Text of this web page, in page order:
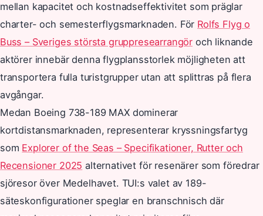
mellan kapacitet och kostnadseffektivitet som präglar
charter- och semesterflygsmarknaden. För Rolfs Flyg o
Buss – Sveriges största gruppresearrangör och liknande
aktörer innebär denna flygplansstorlek möjligheten att
transportera fulla turistgrupper utan att splittras på flera
avgångar.
Medan Boeing 738-189 MAX dominerar
kortdistansmarknaden, representerar kryssningsfartyg
som Explorer of the Seas – Specifikationer, Rutter och
Recensioner 2025 alternativet för resenärer som föredrar
sjöresor över Medelhavet. TUI:s valet av 189-
säteskonfigurationer speglar en branschnisch där